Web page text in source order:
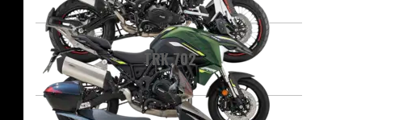
TRK 702